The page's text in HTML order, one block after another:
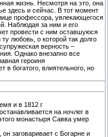
жизнь. Несмотря на это, она
здесь и сейчас. В тот момент
профессора, увлекающегося
Наблюдая за ним и его
провести с ним оставшуюся
любовь, о которой так долго
верность –
Однако внезапно все
героиня
богатого, влиятельного, но
и в 1812 г
на ночлег в
монастыря Савва умер
заговаривает с Богарне и